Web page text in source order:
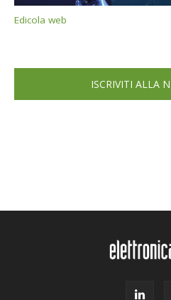
Edicola web
ISCRIVITI ALLA